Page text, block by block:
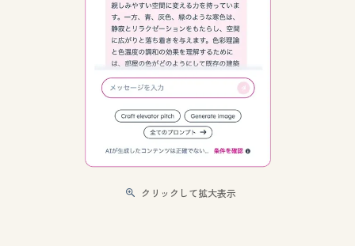
クリックして拡大表示